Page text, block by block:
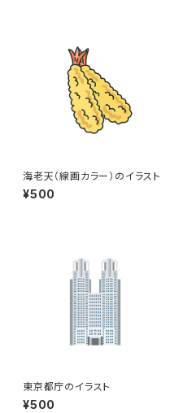
海老天（線画カラー）のイラスト
¥500
東京都庁のイラスト
¥500